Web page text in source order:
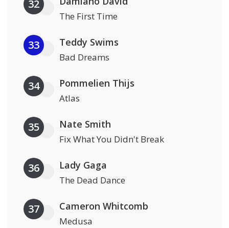
32
The First Time
33 Teddy Swims
Bad Dreams
34 Pommelien Thijs
Atlas
35 Nate Smith
Fix What You Didn't Break
36 Lady Gaga
The Dead Dance
37 Cameron Whitcomb
Medusa